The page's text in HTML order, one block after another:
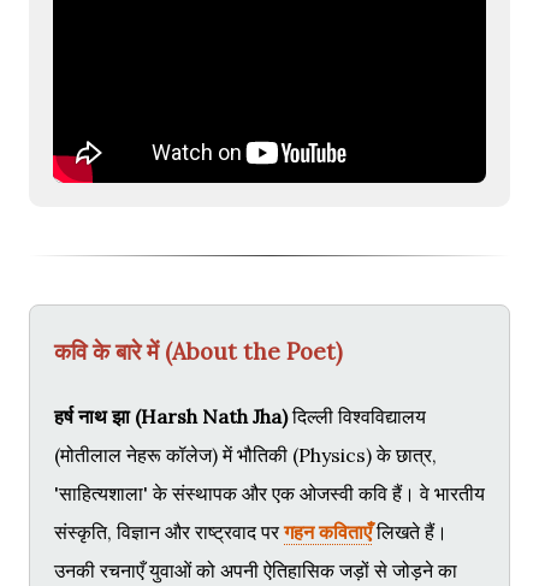
कवि के बारे में (About the Poet)
हर्ष नाथ झा (Harsh Nath Jha)दिल्ली विश्वविद्यालय
(मोतीलाल नेहरू कॉलेज) में भौतिकी (Physics) के छात्र,
'साहित्यशाला' के संस्थापक और एक ओजस्वी कवि हैं। वे भारतीय
संस्कृति, विज्ञान और राष्ट्रवाद परगहन कविताएँलिखते हैं।
उनकी रचनाएँ युवाओं को अपनी ऐतिहासिक जड़ों से जोड़ने का